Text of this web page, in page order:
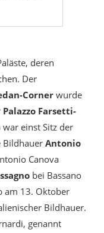
deren
Der
Corner wurde
Palazzo Farsetti-
einst Sitz der
Bildhauer Antonio
Canova
bei Bassano
am 13. Oktober
Bildhauer.
genannt